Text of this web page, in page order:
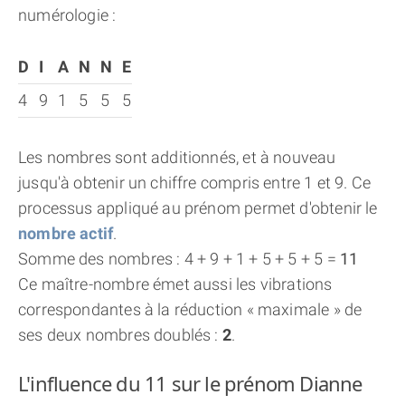
numérologie :
D I A N N
E
4
9 1 5 5 5
Les nombres sont additionnés, et à nouveau
jusqu'à obtenir un chiffre compris entre 1 et 9. Ce
processus appliqué au prénom permet d'obtenir le
nombre actif.
Somme des nombres : 4 + 9 + 1 + 5 + 5 + 5 = 11
Ce maître-nombre émet aussi les vibrations
correspondantes à la réduction « maximale » de
ses deux nombres doublés : 2.
L'influence du 11 sur le prénom Dianne